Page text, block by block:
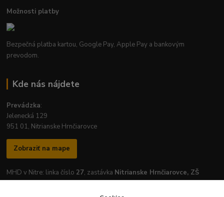
Možnosti platby
Bezpečná platba kartou, Google Pay, Apple Pay a bankovým
prevodom.
Kde nás nájdete
Prevádzka:
Jelenecká 129
951 01, Nitrianske Hrnčiarovce
Zobraziť na mape
MHD v Nitre: linka číslo 27, zastávka Nitrianske Hrnčiarovce, ZŠ